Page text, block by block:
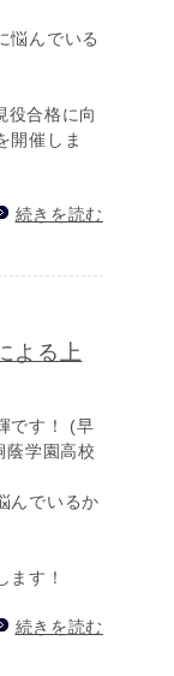
悩んでいる
役合格に向
開催しま
続きを読む
よる上
です！ (早
蔭学園高校
んでいるか
ます！
続きを読む